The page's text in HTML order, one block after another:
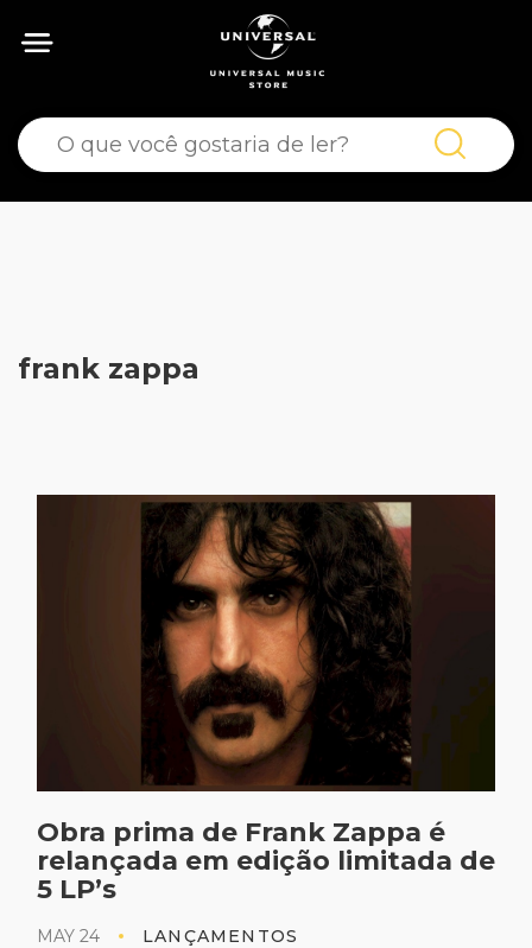
frank zappa
Obra prima de Frank Zappa é
relançada em edição limitada de
5 LP’s
MAY 24 LANÇAMENTOS